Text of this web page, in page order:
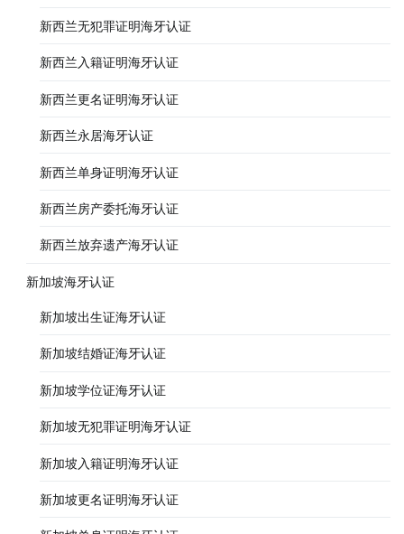
新西兰无犯罪证明海牙认证
新西兰入籍证明海牙认证
新西兰更名证明海牙认证
新西兰永居海牙认证
新西兰单身证明海牙认证
新西兰房产委托海牙认证
新西兰放弃遗产海牙认证
新加坡海牙认证
新加坡出生证海牙认证
新加坡结婚证海牙认证
新加坡学位证海牙认证
新加坡无犯罪证明海牙认证
新加坡入籍证明海牙认证
新加坡更名证明海牙认证